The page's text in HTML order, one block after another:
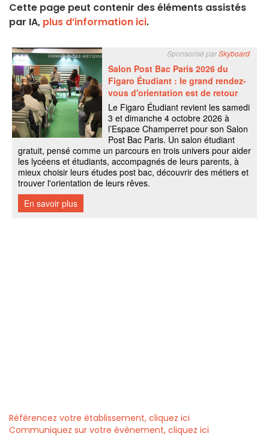
Cette page peut contenir des éléments assistés
par IA, plus d’information ici.
Référencez votre établissement, cliquez ici
Communiquez sur votre évènement, cliquez ici